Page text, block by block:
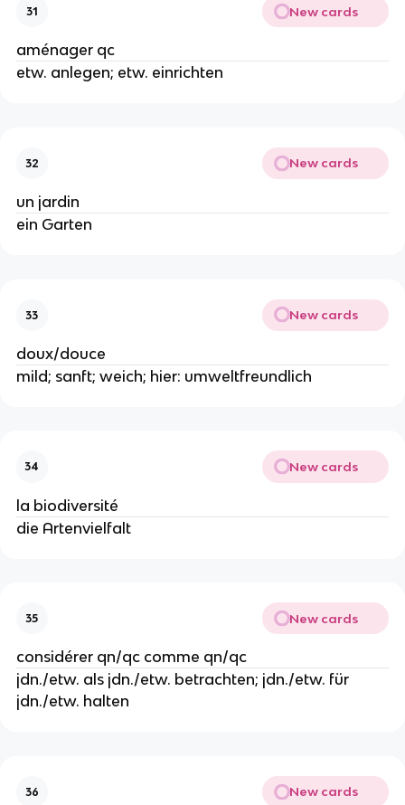
31 New cards
aménager qc
etw. anlegen; etw. einrichten
32 New cards
un jardin
ein Garten
33 New cards
doux/douce
mild; sanft; weich; hier: umweltfreundlich
34 New cards
la biodiversité
die Artenvielfalt
35 New cards
considérer qn/qc comme qn/qc
jdn./etw. als jdn./etw. betrachten; jdn./etw. für
jdn./etw. halten
36 New cards